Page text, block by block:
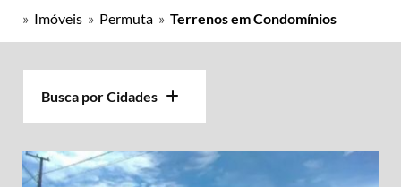
» Imóveis » Permuta » Terrenos em Condomínios
Busca por Cidades